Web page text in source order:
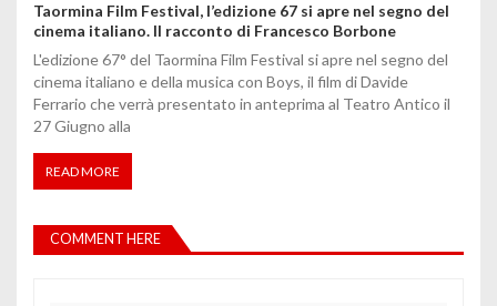
Taormina Film Festival, l’edizione 67 si apre nel segno del
cinema italiano. Il racconto di Francesco Borbone
L'edizione 67° del Taormina Film Festival si apre nel segno del
cinema italiano e della musica con Boys, il film di Davide
Ferrario che verrà presentato in anteprima al Teatro Antico il
27 Giugno alla
READ MORE
COMMENT HERE